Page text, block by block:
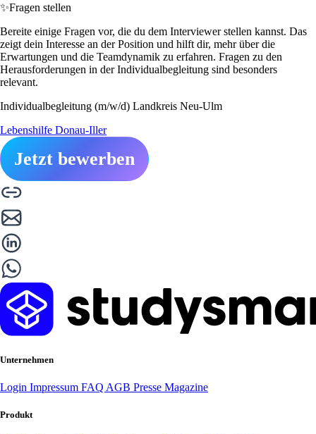
✨Fragen stellen
Bereite einige Fragen vor, die du dem Interviewer stellen kannst. Das
zeigt dein Interesse an der Position und hilft dir, mehr über die
Erwartungen und die Teamdynamik zu erfahren. Fragen zu den
Herausforderungen in der Individualbegleitung sind besonders
relevant.
Individualbegleitung (m/w/d) Landkreis Neu-Ulm
Lebenshilfe Donau-Iller
Jetzt bewerben
Unternehmen
Login Impressum FAQ AGB Presse Magazine
Produkt